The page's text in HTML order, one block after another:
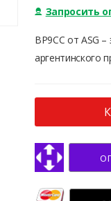
Запросить
BP9CC от ASG
аргентинского